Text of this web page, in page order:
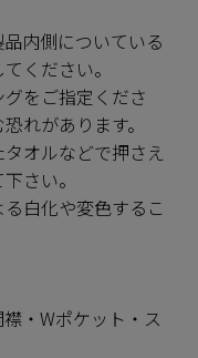
内側についている
ください。
をご指定くださ
れがあります。
オルなどで押さえ
さい。
白化や変色するこ
・Wポケット・ス